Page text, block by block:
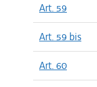
Art. 59
Art. 59 bis
Art. 60